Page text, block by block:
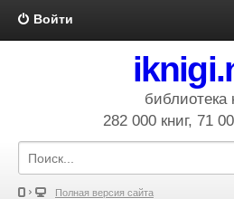
Войти
библиотека
282 000 книг, 71
Полная версия сайта